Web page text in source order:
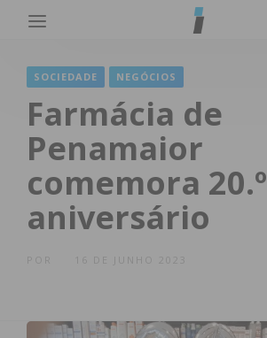
SOCIEDADE NEGÓCIOS
Farmácia de
Penamaior
comemora 20.º
aniversário